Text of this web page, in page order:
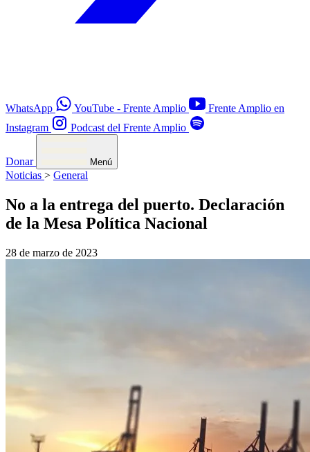
WhatsApp YouTube - Frente Amplio
Frente Amplio en
Instagram
Podcast del Frente Amplio
Donar Menú
Noticias > General
No a la entrega del puerto. Declaración
de la Mesa Política Nacional
28 de marzo de 2023